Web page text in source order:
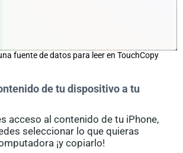
fuente de datos para leer en TouchCopy
de tu dispositivo a tu
acceso al contenido de tu iPhone,
seleccionar lo que quieras
¡y copiarlo!